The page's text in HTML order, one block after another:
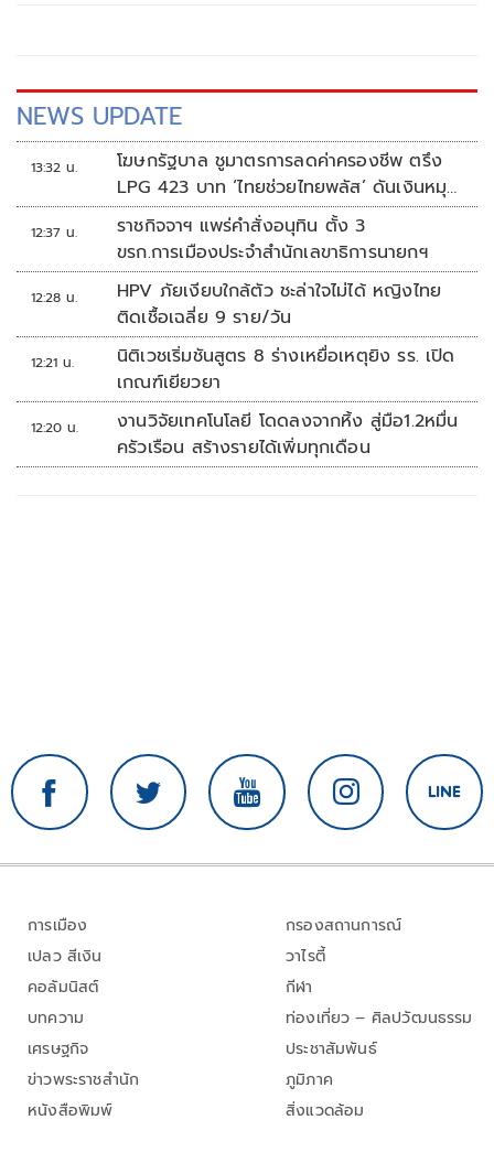
NEWS UPDATE
13:32 น.
โฆษกรัฐบาล ชูมาตรการลดค่าครองชีพ ตรึง
LPG 423 บาท ‘ไทยช่วยไทยพลัส’ ดันเงินหมุน
แสนล้าน
12:37 น.
ราชกิจจาฯ แพร่คำสั่งอนุทิน ตั้ง 3
ขรก.การเมืองประจำสำนักเลขาธิการนายกฯ
12:28 น.
HPV ภัยเงียบใกล้ตัว ชะล่าใจไม่ได้ หญิงไทย
ติดเชื้อเฉลี่ย 9 ราย/วัน
12:21 น.
นิติเวชเริ่มชันสูตร 8 ร่างเหยื่อเหตุยิง รร. เปิด
เกณฑ์เยียวยา
12:20 น.
งานวิจัยเทคโนโลยี โดดลงจากหิ้ง สู่มือ1.2หมื่น
ครัวเรือน สร้างรายได้เพิ่มทุกเดือน
การเมือง
เปลว สีเงิน
คอลัมนิสต์
บทความ
เศรษฐกิจ
ข่าวพระราชสำนัก
หนังสือพิมพ์
กรองสถานการณ์
วาไรตี้
กีฬา
ท่องเที่ยว – ศิลปวัฒนธรรม
ประชาสัมพันธ์
ภูมิภาค
สิ่งแวดล้อม